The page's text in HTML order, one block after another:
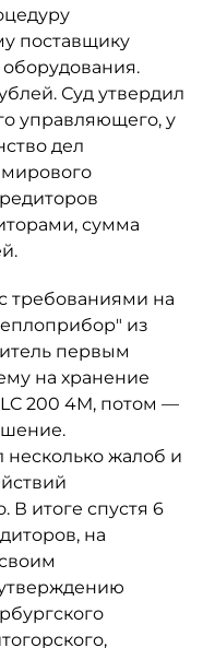
поставщику
Суд утвердил
управляющего, у
дел
сумма
требованиями на
из
первым
на хранение
200 4M, потом —
жалоб и
итоге спустя 6
на